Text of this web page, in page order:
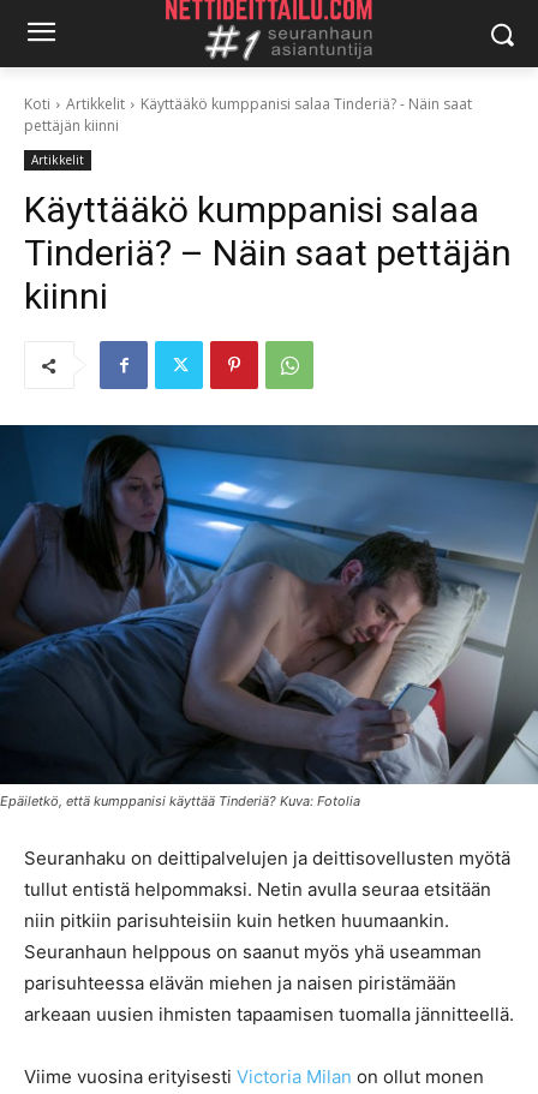
Koti Artikkelit
Käyttääkö kumppanisi salaa Tinderiä? - Näin saat
pettäjän kiinni
Artikkelit
Käyttääkö kumppanisi salaa
Tinderiä? – Näin saat pettäjän
kiinni
Epäiletkö, että kumppanisi käyttää Tinderiä? Kuva: Fotolia
Seuranhaku on deittipalvelujen ja deittisovellusten myötä
tullut entistä helpommaksi. Netin avulla seuraa etsitään
niin pitkiin parisuhteisiin kuin hetken huumaankin.
Seuranhaun helppous on saanut myös yhä useamman
parisuhteessa elävän miehen ja naisen piristämään
arkeaan uusien ihmisten tapaamisen tuomalla jännitteellä.
Viime vuosina erityisesti Victoria Milan on ollut monen